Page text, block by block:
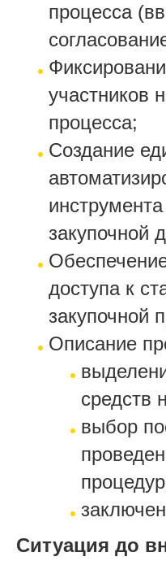
процесса
участников
процесса;
Создание
закупочной
доступа к
закупочной
Описание
средств
выбор
Ситуация до